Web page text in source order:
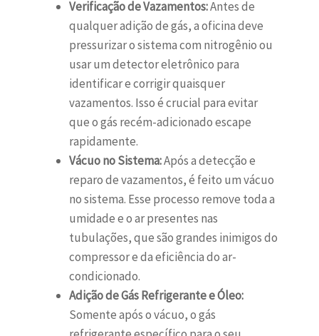
Verificação de Vazamentos:Antes de
qualquer adição de gás, a oficina deve
pressurizar o sistema com nitrogênio ou
usar um detector eletrônico para
identificar e corrigir quaisquer
vazamentos. Isso é crucial para evitar
que o gás recém-adicionado escape
rapidamente.
Vácuo no Sistema:Após a detecção e
reparo de vazamentos, é feito um vácuo
no sistema. Esse processo remove toda a
umidade e o ar presentes nas
tubulações, que são grandes inimigos do
compressor e da eficiência do ar-
condicionado.
Adição de Gás Refrigerante e Óleo:
Somente após o vácuo, o gás